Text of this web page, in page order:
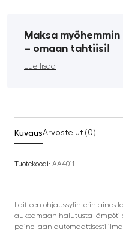
Maksa myöhemmin
­– omaan tahtiisi!
Lue lisää
KuvausArvostelut (0)
Tuotekoodi: AA4011
Laitteen ohjaussylinterin aines
aukeamaan halutusta
painollaan automaattisesti